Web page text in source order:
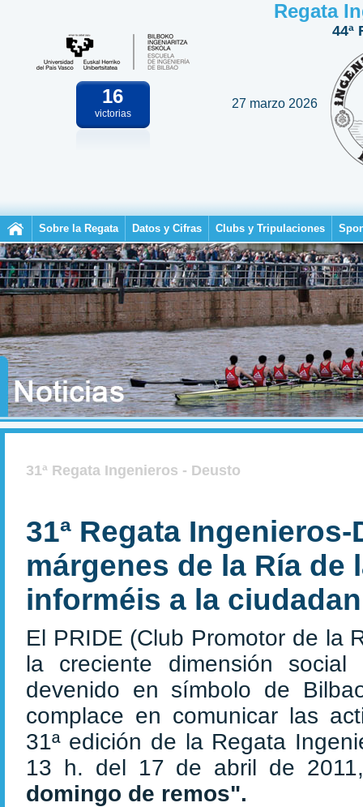
16
victorias
Regata
44ª
27 marzo 2026
Sobre la Regata Datos y Cifras Clubs y Tripulaciones
31ª Regata Ingenieros - Deusto
31ª Regata
márgenes de la Ría de
informéis a la
El PRIDE (Club Promotor de la
la creciente dimensión
devenido en símbolo de
complace en comunicar las
31ª edición de la Regata
13 h. del 17 de abril de
domingo de remos".